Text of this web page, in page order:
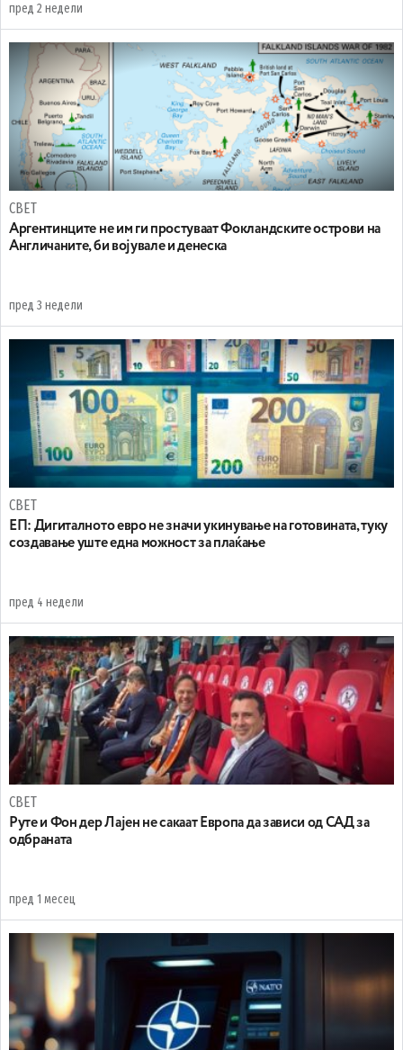
пред 2 недели
СВЕТ
Аргентинците не им ги простуваат Фокландските острови на
Англичаните, би војувале и денеска
пред 3 недели
СВЕТ
ЕП: Дигиталното евро не значи укинување на готовината, туку
создавање уште една можност за плаќање
пред 4 недели
СВЕТ
Руте и Фон дер Лајен не сакаат Европа да зависи од САД за
одбраната
пред 1 месец